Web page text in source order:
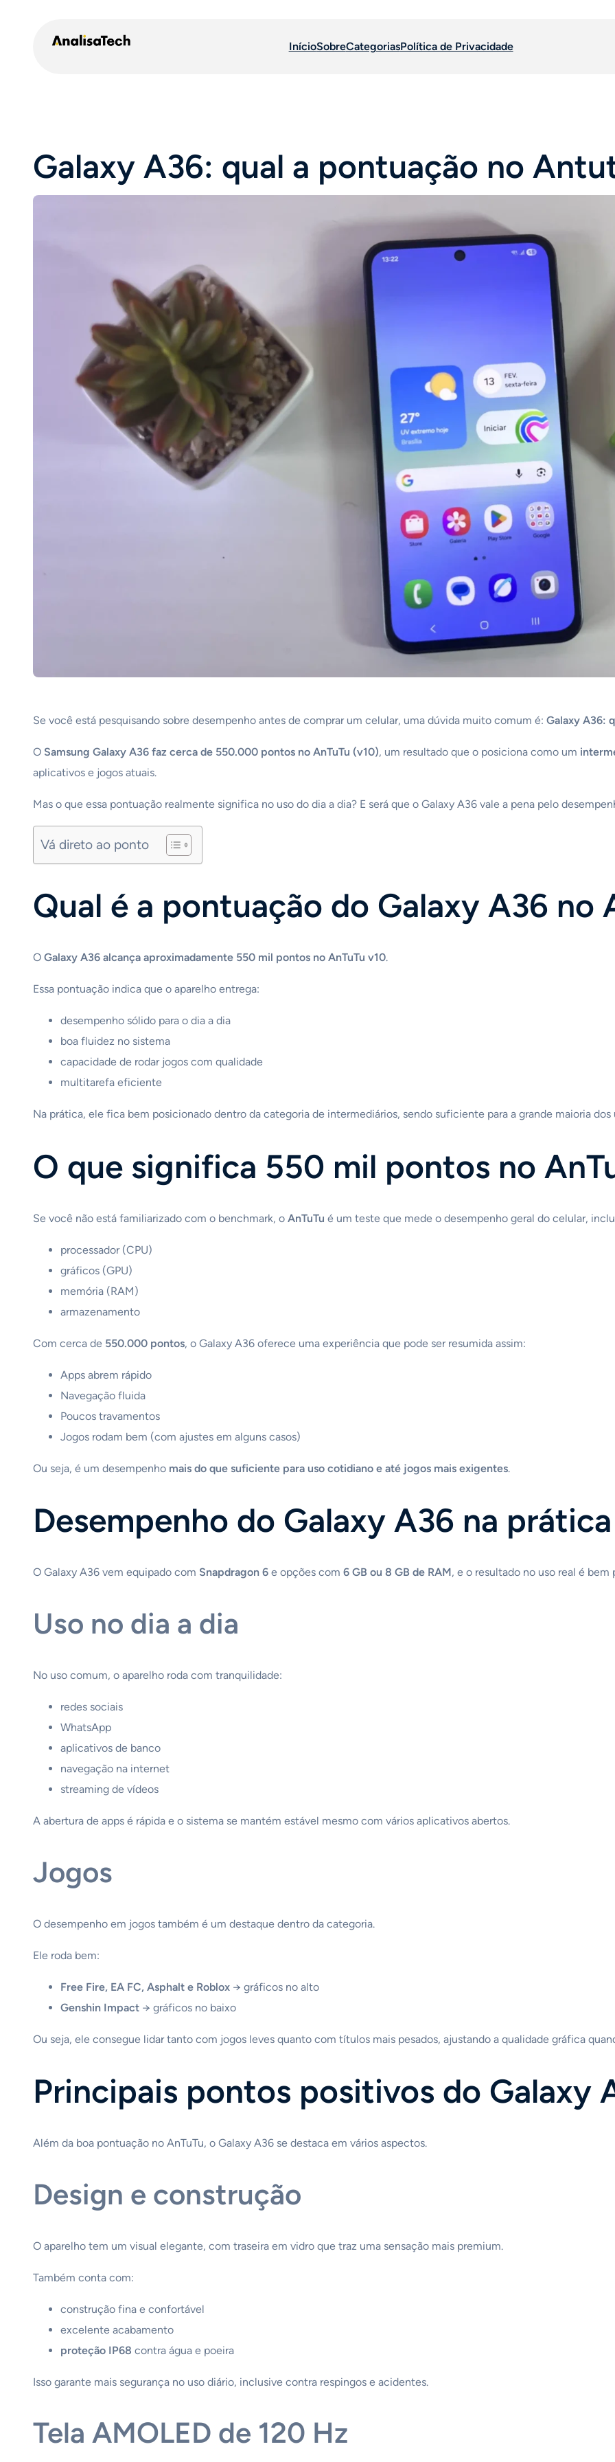
InícioSobreCategoriasPolítica de Privacidade
Galaxy A36: qual a pontuação no
Se você está pesquisando sobre desempenho antes de comprar um celular, uma dúvida muito comum é: Galaxy A36:
O Samsung Galaxy A36 faz cerca de 550.000 pontos no AnTuTu (v10), um resultado que o posiciona como um
aplicativos e jogos atuais.
Mas o que essa pontuação realmente significa no uso do dia a dia? E será que o Galaxy A36 vale a pena pelo
Vá direto ao ponto
Qual é a pontuação do Galaxy A36 no
O Galaxy A36 alcança aproximadamente 550 mil pontos no AnTuTu v10.
Essa pontuação indica que o aparelho entrega:
desempenho sólido para o dia a dia
boa fluidez no sistema
capacidade de rodar jogos com qualidade
multitarefa eficiente
Na prática, ele fica bem posicionado dentro da categoria de intermediários, sendo suficiente para a grande maioria dos
O que significa 550 mil pontos no
Se você não está familiarizado com o benchmark, o AnTuTu é um teste que mede o desempenho geral do celular,
processador (CPU)
gráficos (GPU)
memória (RAM)
armazenamento
Com cerca de 550.000 pontos, o Galaxy A36 oferece uma experiência que pode ser resumida assim:
Apps abrem rápido
Navegação fluida
Poucos travamentos
Jogos rodam bem (com ajustes em alguns casos)
Ou seja, é um desempenho mais do que suficiente para uso cotidiano e até jogos mais exigentes.
Desempenho do Galaxy A36 na prática
O Galaxy A36 vem equipado com Snapdragon 6 e opções com 6 GB ou 8 GB de RAM, e o resultado no uso real é bem
Uso no dia a dia
No uso comum, o aparelho roda com tranquilidade:
redes sociais
WhatsApp
aplicativos de banco
navegação na internet
streaming de vídeos
A abertura de apps é rápida e o sistema se mantém estável mesmo com vários aplicativos abertos.
Jogos
O desempenho em jogos também é um destaque dentro da categoria.
Ele roda bem:
Free Fire, EA FC, Asphalt e Roblox → gráficos no alto
Genshin Impact → gráficos no baixo
Ou seja, ele consegue lidar tanto com jogos leves quanto com títulos mais pesados, ajustando a qualidade gráfica
Principais pontos positivos do Galaxy
Além da boa pontuação no AnTuTu, o Galaxy A36 se destaca em vários aspectos.
Design e construção
O aparelho tem um visual elegante, com traseira em vidro que traz uma sensação mais premium.
Também conta com:
construção fina e confortável
excelente acabamento
proteção IP68 contra água e poeira
Isso garante mais segurança no uso diário, inclusive contra respingos e acidentes.
Tela AMOLED de 120 Hz